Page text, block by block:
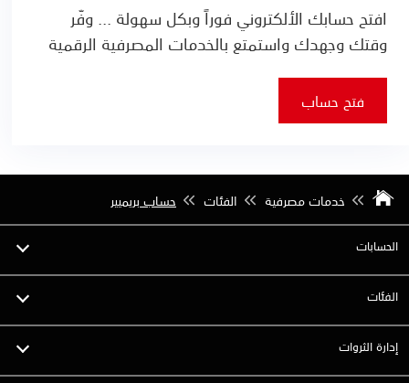
افتح حسابك الألكتروني فوراً وبكل سهولة ... وفّر
وقتك وجهدك واستمتع بالخدمات المصرفية الرقمية
فتح حساب
خدمات مصرفية الفئات حساب بريميير
الحسابات
الفئات
إدارة الثروات